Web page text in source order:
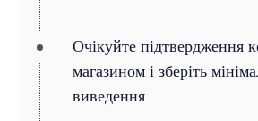
Очікуйте підтвердження
магазином і зберіть
виведення